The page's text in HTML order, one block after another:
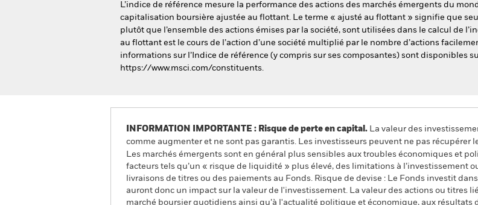
L’indice de référence mesure la performance des actions des marchés émergents du
capitalisation boursière ajustée au flottant. Le terme « ajusté au flottant » signifie que
plutôt que l’ensemble des actions émises par la société, sont utilisées dans le calcul de
au flottant est le cours de l’action d’une société multiplié par le nombre d’actions
informations sur l’Indice de référence (y compris sur ses composantes) sont disponibles
https://www.msci.com/constituents.
INFORMATION IMPORTANTE : Risque de perte en capital. La valeur des
comme augmenter et ne sont pas garantis. Les investisseurs peuvent ne pas récupérer
Les marchés émergents sont en général plus sensibles aux troubles économiques et
facteurs tels qu’un « risque de liquidité » plus élevé, des limitations à l’investissement
livraisons de titres ou des paiements au Fonds. Risque de devise : Le Fonds investit
auront donc un impact sur la valeur de l'investissement. La valeur des actions ou titres
marché boursier quotidiens ainsi qu’à l'actualité politique et économique, aux